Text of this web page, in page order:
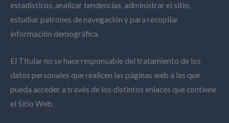
estadísticos, analizar tendencias, administrar el sitio,
estudiar patrones de navegación y para recopilar
información demográfica.
El Titular no se hace responsable del tratamiento de los
datos personales que realicen las páginas web a las que
pueda acceder a través de los distintos enlaces que contiene
el Sitio Web.